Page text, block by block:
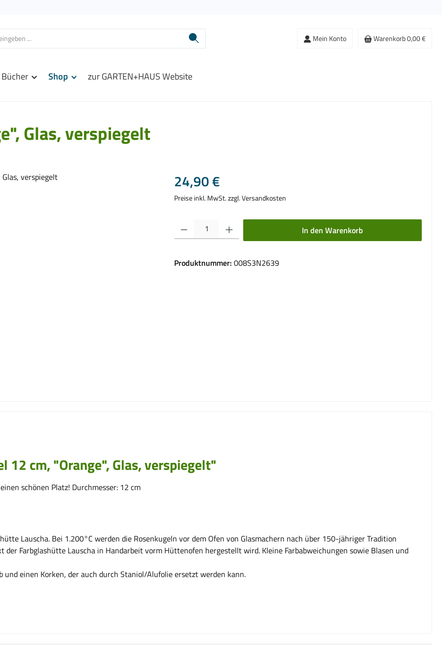
Mein Konto Warenkorb0,00 €
Bücher Shop zur GARTEN+HAUS Website
Glas, verspiegelt
Regulärer Preis:
24,90 €
Preise inkl. MwSt. zzgl. Versandkosten
Produkt Anzahl: Gib den gewünschten Wert ein oder benutze die Schaltflächen um die
In den Warenkorb
Produktnummer: 008S3N2639
cm, "Orange", Glas, verspiegelt"
schönen Platz! Durchmesser: 12 cm
Lauscha. Bei 1.200°C werden die Rosenkugeln vor dem Ofen von Glasmachern nach über 150-jähriger Tradition
der Farbglashütte Lauscha in Handarbeit vorm Hüttenofen hergestellt wird. Kleine Farbabweichungen sowie Blasen und
einen Korken, der auch durch Staniol/Alufolie ersetzt werden kann.